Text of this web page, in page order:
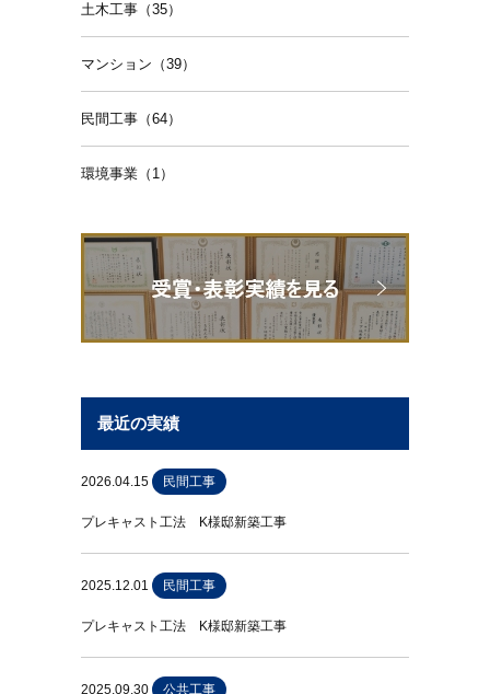
土木工事（35）
マンション（39）
民間工事（64）
環境事業（1）
最近の実績
2026.04.15 民間工事
プレキャスト工法 K様邸新築工事
2025.12.01 民間工事
プレキャスト工法 K様邸新築工事
2025.09.30 公共工事